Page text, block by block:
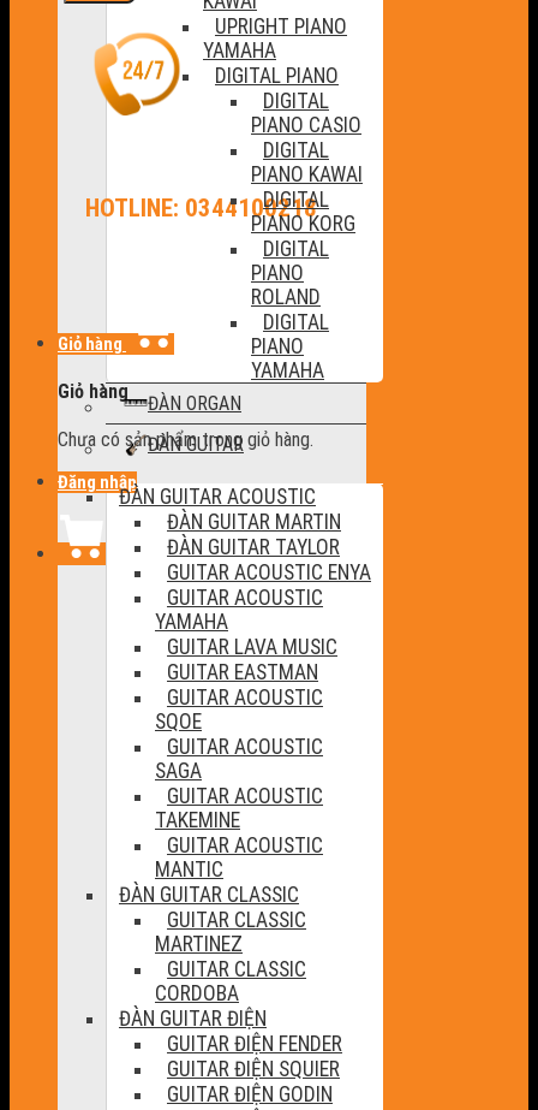
HOTLINE: 0344100218
Giỏ hàng
Giỏ hàng
Chưa có sản phẩm trong giỏ hàng.
Đăng nhập
UPRIGHT PIANO
YAMAHA
DIGITAL PIANO
DIGITAL
PIANO CASIO
DIGITAL
PIANO KAWAI
DIGITAL
PIANO KORG
DIGITAL
PIANO
ROLAND
DIGITAL
PIANO
YAMAHA
ĐÀN ORGAN
ĐÀN GUITAR
ĐÀN GUITAR ACOUSTIC
ĐÀN GUITAR MARTIN
ĐÀN GUITAR TAYLOR
GUITAR ACOUSTIC ENYA
GUITAR ACOUSTIC
YAMAHA
GUITAR LAVA MUSIC
GUITAR EASTMAN
GUITAR ACOUSTIC
SQOE
GUITAR ACOUSTIC
SAGA
GUITAR ACOUSTIC
TAKEMINE
GUITAR ACOUSTIC
MANTIC
ĐÀN GUITAR CLASSIC
GUITAR CLASSIC
MARTINEZ
GUITAR CLASSIC
CORDOBA
ĐÀN GUITAR ĐIỆN
GUITAR ĐIỆN FENDER
GUITAR ĐIỆN SQUIER
GUITAR ĐIỆN GODIN